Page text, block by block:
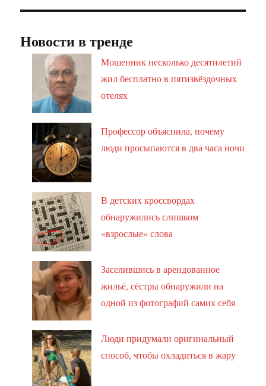
Новости в тренде
Мошенник несколько десятилетий
жил бесплатно в пятизвёздочных
отелях
Профессор объяснила, почему
люди просыпаются в два часа ночи
В детских кроссвордах
обнаружились слишком
«взрослые» слова
Заселившись в арендованное
жильё, сёстры обнаружили на
одной из фотографий самих себя
Люди придумали оригинальный
способ, чтобы охладиться в жару